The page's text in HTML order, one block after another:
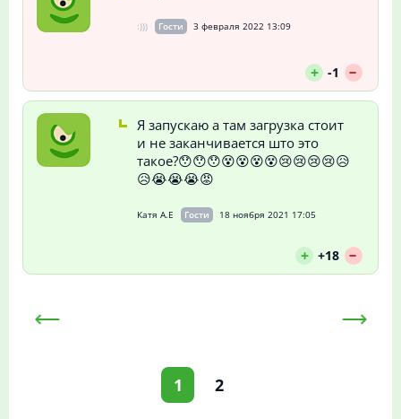
:))) Гости 3 февраля 2022 13:09
+ -1 --
Я запускаю а там загрузка стоит
и не заканчивается што это
такое?😯😯😯😵😵😵😵😢😢😢😢😥
😥😭😭😭😡
Катя А.Е Гости 18 ноября 2021 17:05
+ +18 --
1 2